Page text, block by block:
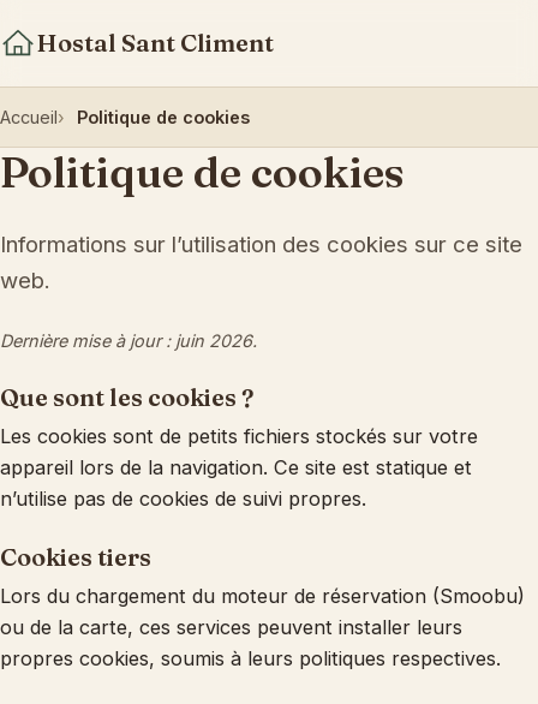
Hostal Sant Climent
Accueil Politique de cookies
Politique de cookies
Informations sur l’utilisation des cookies sur ce site
web.
Dernière mise à jour : juin 2026.
Que sont les cookies ?
Les cookies sont de petits fichiers stockés sur votre
appareil lors de la navigation. Ce site est statique et
n’utilise pas de cookies de suivi propres.
Cookies tiers
Lors du chargement du moteur de réservation (Smoobu)
ou de la carte, ces services peuvent installer leurs
propres cookies, soumis à leurs politiques respectives.